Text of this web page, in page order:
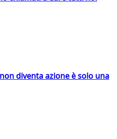
diventa azione è solo una